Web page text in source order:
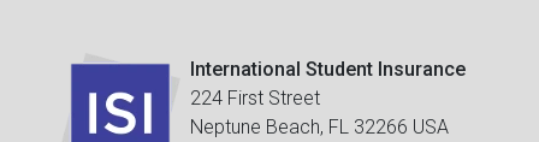
International Student Insurance
224 First Street
Neptune Beach, FL 32266 USA